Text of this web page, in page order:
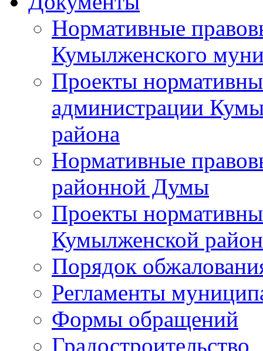
Нормативные
Кумылженского
Проекты
администрации
района
Нормативные
районной Думы
Проекты
Кумылженской
Порядок
Регламенты
Формы обращений
Градостроительство